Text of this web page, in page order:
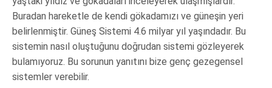
Buradan hareketle de kendi gökadamızı ve güneşin yeri
belirlenmiştir. Güneş Sistemi 4.6 milyar yıl yaşındadır. Bu
sistemin nasıl oluştuğunu doğrudan sistemi gözleyerek
bulamıyoruz. Bu sorunun yanıtını bize genç gezegensel
sistemler verebilir.